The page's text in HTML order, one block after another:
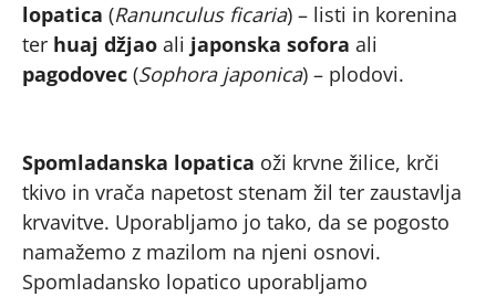
lopatica (Ranunculus ficaria) – listi in korenina
ter huaj džjao ali japonska sofora ali
pagodovec (Sophora japonica) – plodovi.
Spomladanska lopatica oži krvne žilice, krči
tkivo in vrača napetost stenam žil ter zaustavlja
krvavitve. Uporabljamo jo tako, da se pogosto
namažemo z mazilom na njeni osnovi.
Spomladansko lopatico uporabljamo